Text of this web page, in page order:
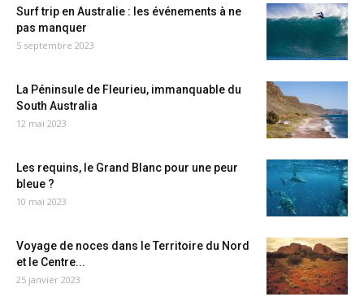
Surf trip en Australie : les événements à ne
pas manquer
5 septembre 2023
La Péninsule de Fleurieu, immanquable du
South Australia
12 mai 2023
Les requins, le Grand Blanc pour une peur
bleue ?
10 mai 2023
Voyage de noces dans le Territoire du Nord
et le Centre...
25 janvier 2023